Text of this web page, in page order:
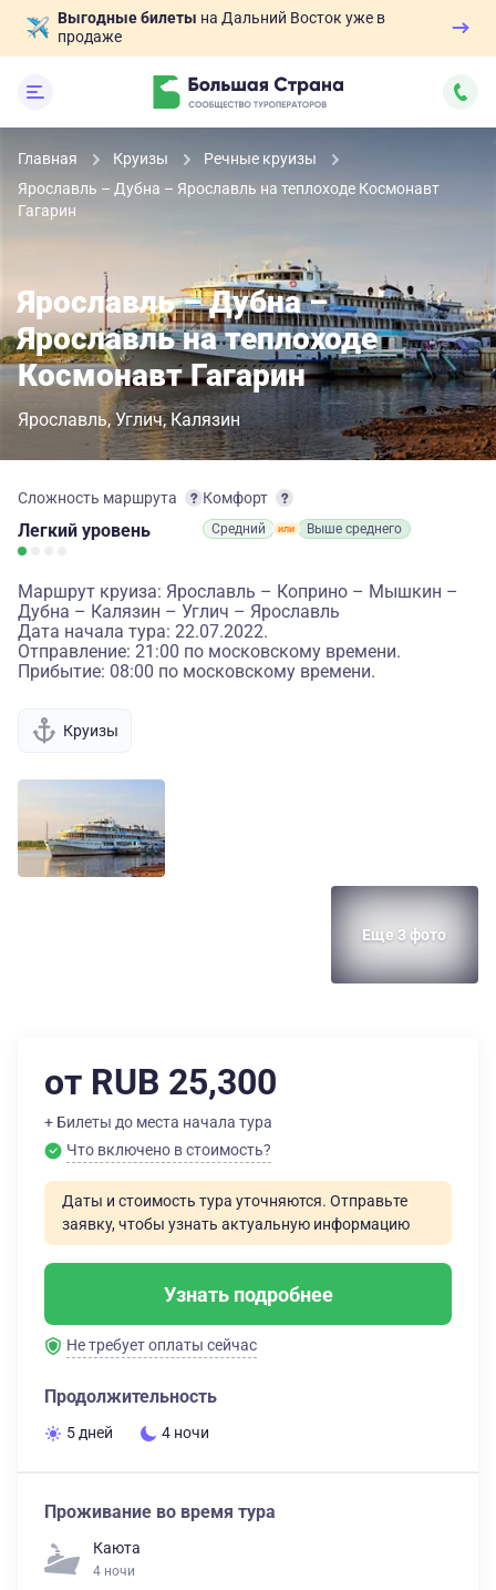
Выгодные билеты на Дальний Восток уже в
продаже
Главная Круизы
Речные круизы
Ярославль – Дубна – Ярославль на теплоходе Космонавт
Гагарин
Ярославль – Дубна –
Ярославль на теплоходе
Космонавт Гагарин
Ярославль Углич Калязин
Сложность маршрута
Легкий уровень
Комфорт
Средний Выше среднего
Маршрут круиза: Ярославль – Коприно – Мышкин –
Дубна – Калязин – Углич – Ярославль
Дата начала тура: 22.07.2022.
Отправление: 21:00 по московскому времени.
Прибытие: 08:00 по московскому времени.
Круизы
Еще 3 фото
от RUB 25,300
+ Билеты до места начала тура
Что включено в стоимость?
Даты и стоимость тура уточняются. Отправьте
заявку, чтобы узнать актуальную информацию
Узнать подробнее
Не требует оплаты сейчас
Продолжительность
5 дней 4 ночи
Проживание во время тура
Каюта
4 ночи